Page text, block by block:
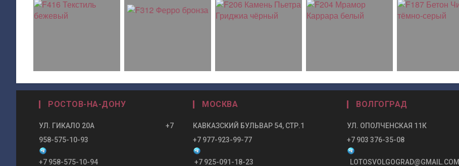
РОСТОВ-НА-ДОНУ
УЛ. ГИКАЛО 20А +7
958-575-10-93
+7 958-575-10-94
МОСКВА
КАВКАЗСКИЙ БУЛЬВАР 54, СТР.1
+7 977-923-99-77
+7 925-091-18-23
ВОЛГОГРАД
УЛ. ОПОЛЧЕНСКАЯ 11К
+7 903 376-35-08
LOTOSVOLGOGRAD@GMAIL.COM